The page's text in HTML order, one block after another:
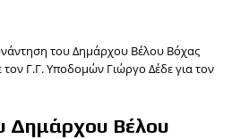
του Δημάρχου Βέλου Βόχας
Γ.Γ. Υποδομών Γιώργο Δέδε για τον
Δημάρχου Βέλου